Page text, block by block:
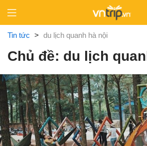
content
Tin tức > du lịch quanh hà nội
Chủ đề: du lịch